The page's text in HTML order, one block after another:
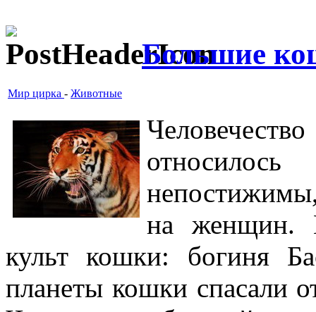
Большие
Мир цирка - Животные
на женщин.
культ кошки: богиня
планеты кошки спасали